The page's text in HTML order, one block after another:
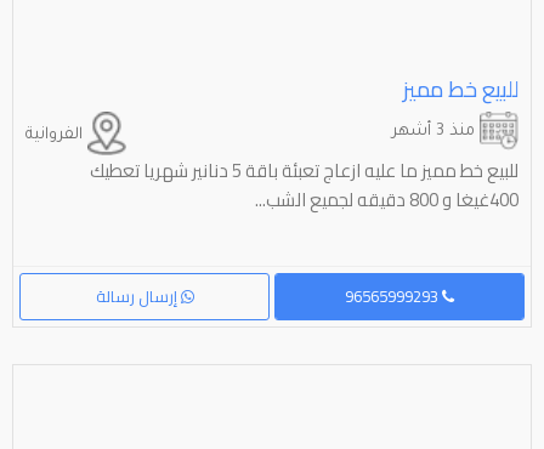
للبيع خط مميز
الفروانية منذ 3 أشهر
للبيع خط مميز ما عليه ازعاج تعبئة باقة 5 دنانير شهريا تعطيك
400غيغا و 800 دقيقه لجميع الشب...
إرسال رسالة